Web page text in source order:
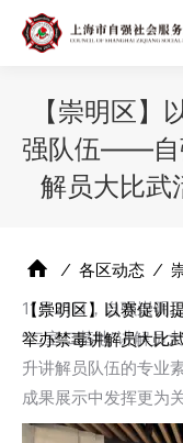
【崇明区】
强队伍——自
解员大比武
⁄ 各区动态 ⁄
【崇明区】以赛促训
举办禁毒讲解员大比
11月21日，自强崇明
“二室二基地”讲解员
升讲解员队伍的专业
成果展示中发挥更为